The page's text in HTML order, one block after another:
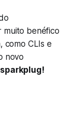
muito benéfico
como CLIs e
novo
sparkplug!